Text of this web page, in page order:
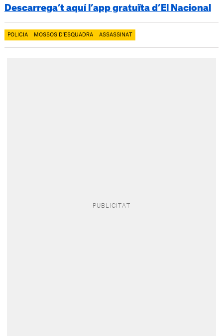
Descarrega’t aquí l’app gratuïta d’El Nacional
POLICIA MOSSOS D'ESQUADRA ASSASSINAT